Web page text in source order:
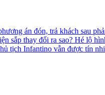
án đón, trả khách sau
sắp thay đổi ra sao? Hé lộ
tịch Infantino vẫn được tín